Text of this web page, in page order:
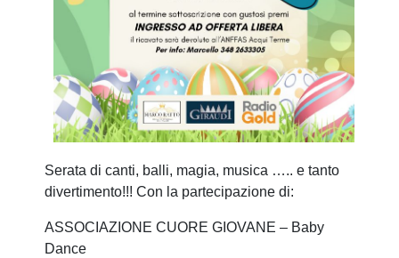
Serata di canti, balli, magia, musica ….. e tanto
divertimento!!! Con la partecipazione di:
ASSOCIAZIONE CUORE GIOVANE – Baby
Dance